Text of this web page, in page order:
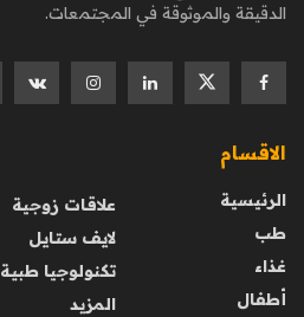
الدقيقة والموثوقة في المجتمعات.
الاقسام
الرئيسية
طب
غذاء
أطفال
علاقات زوجية
لايف ستايل
تكنولوجيا طبية
المزيد